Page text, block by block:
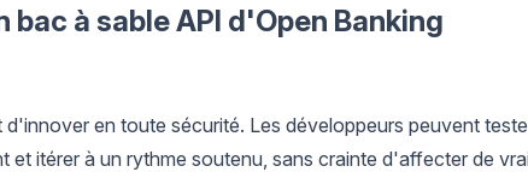
à sable API d'Open Banking
en toute sécurité. Les développeurs peuvent
itérer à un rythme soutenu, sans crainte d'affecter de